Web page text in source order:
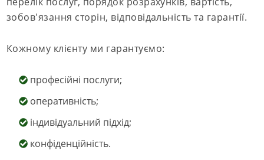
зобов'язання сторін, відповідальність та гарантії.
Кожному клієнту ми гарантуємо:
професійні послуги;
оперативність;
індивідуальний підхід;
конфіденційність.